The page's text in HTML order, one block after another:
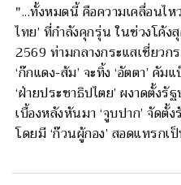
"...ทั้งหมดนี้ คือความเคลื่อนไห
ไทย’ ที่กำลังคุกรุ่น ในช่วงโค้
2569 ท่ามกลางกระแสเชี่ยวก
‘ก๊กแดง-ส้ม’ จะทิ้ง ‘อัตตา’
‘ฝ่ายประชาธิปไตย’ ผงาดตั้งรั
เบื้องหลังหันมา ‘จูบปาก’ จัดตั้
โดยมี ‘ก๊วนผู้กอง’ สอดแทรก